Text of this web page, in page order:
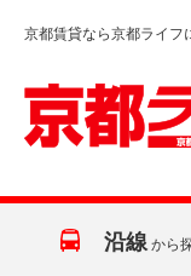
京都賃貸なら京都ライフ
沿線 から